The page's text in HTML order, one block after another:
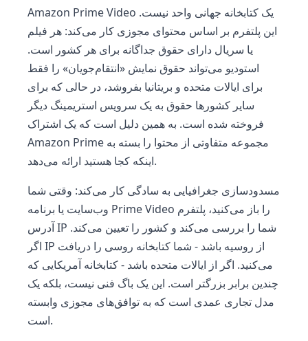
Amazon Prime Video یک کتابخانه جهانی واحد نیست.
این پلتفرم بر اساس محتوای مجوزی کار می‌کند: هر فیلم
یا سریال دارای حقوق جداگانه برای هر کشور است.
استودیو می‌تواند حقوق نمایش «انتقام‌جویان» را فقط
برای ایالات متحده و بریتانیا بفروشد، در حالی که برای
سایر کشورها حقوق به یک سرویس استریمینگ دیگر
فروخته شده است. به همین دلیل است که یک اشتراک
Amazon Prime مجموعه متفاوتی از محتوا را بسته به
اینکه کجا هستید ارائه می‌دهد.
مسدودسازی جغرافیایی به سادگی کار می‌کند: وقتی شما
وب‌سایت یا برنامه Prime Video را باز می‌کنید، پلتفرم
آدرس IP شما را بررسی می‌کند و کشور را تعیین می‌کند.
اگر IP از روسیه باشد - شما کتابخانه روسی را دریافت
می‌کنید. اگر از ایالات متحده باشد - کتابخانه آمریکایی که
چندین برابر بزرگتر است. این یک باگ فنی نیست، بلکه یک
مدل تجاری عمدی است که به توافق‌های مجوزی وابسته
است.